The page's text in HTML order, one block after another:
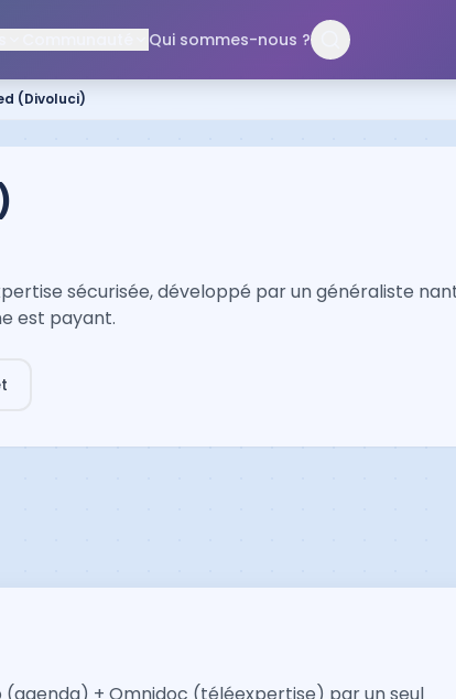
Qui sommes-nous ?
(Divoluci)
sécurisée, développé par un généraliste
est payant.